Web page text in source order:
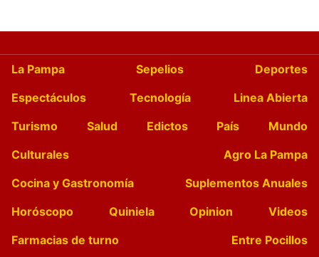
La Pampa Sepelios
Deportes
Espectáculos
Tecnología
Linea Abierta
Turismo
Salud Edictos País
Mundo
Culturales
Agro La Pampa
Cocina y Gastronomía
Suplementos Anuales
Horóscopo
Quiniela Opinion
Videos
Farmacias de turno
Entre Pocillos